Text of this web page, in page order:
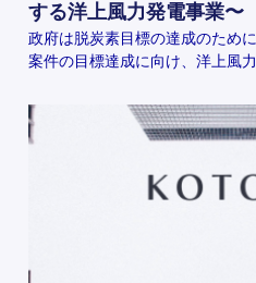
する洋上風力発電事業〜
政府は脱炭素目標の達成のため
案件の目標達成に向け、洋上風